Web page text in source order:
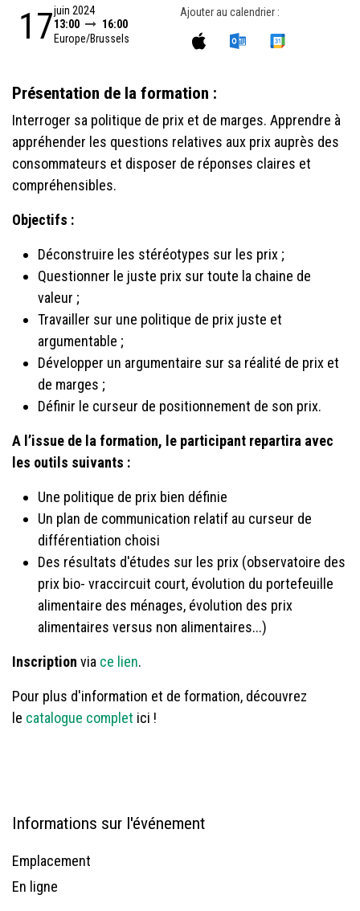
17juin 2024
13:00
16:00
Europe/Brussels
Ajouter au calendrier :
Présentation de la formation :
Interroger sa politique de prix et de marges. Apprendre à
appréhender les questions relatives aux prix auprès des
consommateurs et disposer de réponses claires et
compréhensibles.
Objectifs :
Déconstruire les stéréotypes sur les prix ;
Questionner le juste prix sur toute la chaine de
valeur ;
Travailler sur une politique de prix juste et
argumentable ;
Développer un argumentaire sur sa réalité de prix et
de marges ;
Définir le curseur de positionnement de son prix.
A l’issue de la formation, le participant repartira avec
les outils suivants :
Une politique de prix bien définie
Un plan de communication relatif au curseur de
différentiation choisi
Des résultats d'études sur les prix (observatoire des
prix bio- vraccircuit court, évolution du portefeuille
alimentaire des ménages, évolution des prix
alimentaires versus non alimentaires...)
Inscription via ce lien.
Pour plus d'information et de formation, découvrez
le catalogue complet ici !
Informations sur l'événement
Emplacement
En ligne